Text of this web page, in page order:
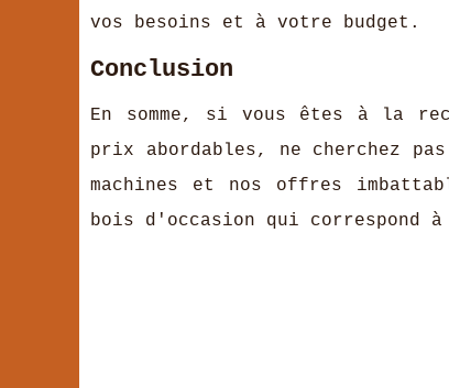
vos besoins et à votre budget.
Conclusion
En somme, si vous êtes à la
prix abordables, ne cherchez
machines et nos offres
bois d'occasion qui correspond à